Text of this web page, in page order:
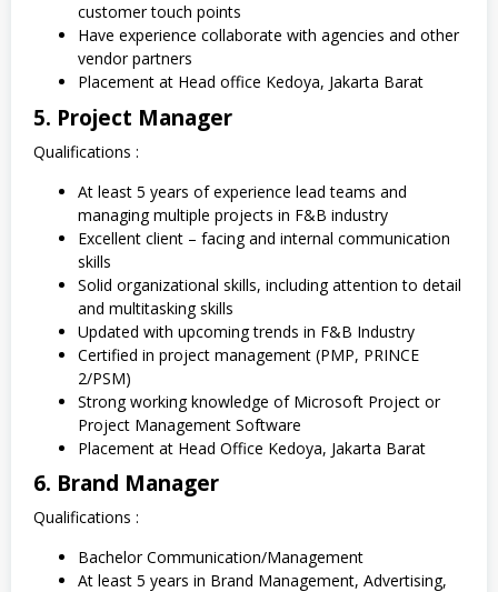
customer touch points
Have experience collaborate with agencies and other
vendor partners
Placement at Head office Kedoya, Jakarta Barat
5. Project Manager
Qualifications :
At least 5 years of experience lead teams and
managing multiple projects in F&B industry
Excellent client – facing and internal communication
skills
Solid organizational skills, including attention to detail
and multitasking skills
Updated with upcoming trends in F&B Industry
Certified in project management (PMP, PRINCE
2/PSM)
Strong working knowledge of Microsoft Project or
Project Management Software
Placement at Head Office Kedoya, Jakarta Barat
6. Brand Manager
Qualifications :
Bachelor Communication/Management
At least 5 years in Brand Management, Advertising,